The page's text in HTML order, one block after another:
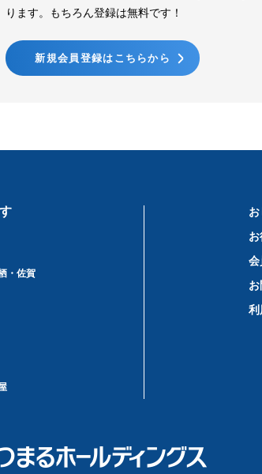
ります。もちろん登録は無料です！
新規会員登録はこちらから
・佐賀
会
利